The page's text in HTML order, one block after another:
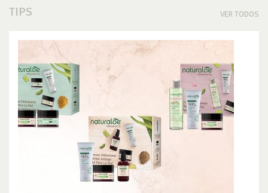
TIPS VER TODOS